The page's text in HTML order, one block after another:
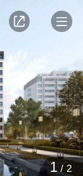
1/2